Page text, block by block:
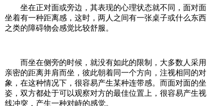
坐在正对面或旁边，其表现的心理状态就不同，面对面
坐着有一种距离感，这时，两人之间有一张桌子或什么东西
之类的障碍物会感觉比较舒服。
而坐在侧旁的时候，就没有如此的限制，大多数人采用
亲密的距离并肩而坐，彼此朝着同一个方向，注视相同的对
象，在这种情况下，很容易产生某种连带感。而面对面的坐
姿，双方都处于可以观察对方的最佳位置上，很容易产生视
线冲突，产生一种对峙的感觉。